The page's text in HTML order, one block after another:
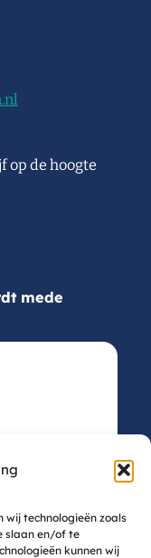
wij technologieën zoals
slaan en/of te
kunnen wij
op de hoogte
mede